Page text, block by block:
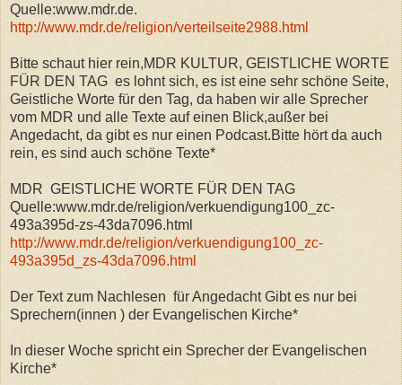
Quelle:www.mdr.de.
http://www.mdr.de/religion/verteilseite2988.html
Bitte schaut hier rein,MDR KULTUR, GEISTLICHE WORTE
FÜR DEN TAG es lohnt sich, es ist eine sehr schöne Seite,
Geistliche Worte für den Tag, da haben wir alle Sprecher
vom MDR und alle Texte auf einen Blick,außer bei
Angedacht, da gibt es nur einen Podcast.Bitte hört da auch
rein, es sind auch schöne Texte*
MDR GEISTLICHE WORTE FÜR DEN TAG
Quelle:www.mdr.de/religion/verkuendigung100_zc-
493a395d-zs-43da7096.html
http://www.mdr.de/religion/verkuendigung100_zc-
493a395d_zs-43da7096.html
Der Text zum Nachlesen für Angedacht Gibt es nur bei
Sprechern(innen ) der Evangelischen Kirche*
In dieser Woche spricht ein Sprecher der Evangelischen
Kirche*